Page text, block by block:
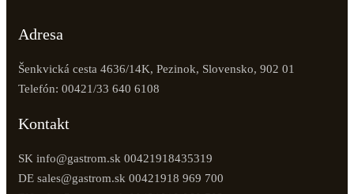
Adresa
Šenkvická cesta 4636/14K, Pezinok, Slovensko, 902 01
Telefón: 00421/33 640 6108
Kontakt
SK info@gastrom.sk 00421918435319
DE sales@gastrom.sk 00421918 969 700